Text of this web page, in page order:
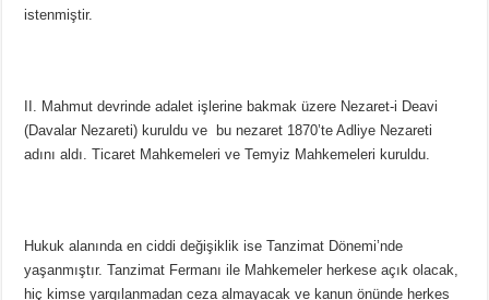
istenmiştir.
II. Mahmut devrinde adalet işlerine bakmak üzere Nezaret-i Deavi
(Davalar Nezareti) kuruldu ve bu nezaret 1870’te Adliye Nezareti
adını aldı. Ticaret Mahkemeleri ve Temyiz Mahkemeleri kuruldu.
Hukuk alanında en ciddi değişiklik ise Tanzimat Dönemi’nde
yaşanmıştır. Tanzimat Fermanı ile Mahkemeler herkese açık olacak,
hiç kimse yargılanmadan ceza almayacak ve kanun önünde herkes